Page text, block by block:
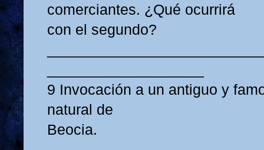
comerciantes. ¿Qué ocurrirá
con el segundo?
9 Invocación a un antiguo y
natural de
Beocia.